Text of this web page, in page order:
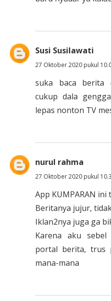
Susi Susilawati
27 Oktober 2020 pukul
suka baca berita
cukup dala
lepas nonton TV
nurul rahma
27 Oktober 2020 pukul
App KUMPARAN ini
Beritanya jujur,
Iklan2nya juga ga
Karena aku
portal berita, trus
mana-mana